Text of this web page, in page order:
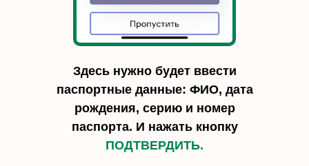
Здесь нужно будет ввести
паспортные данные: ФИО, дата
рождения, серию и номер
паспорта. И нажать кнопку
ПОДТВЕРДИТЬ.